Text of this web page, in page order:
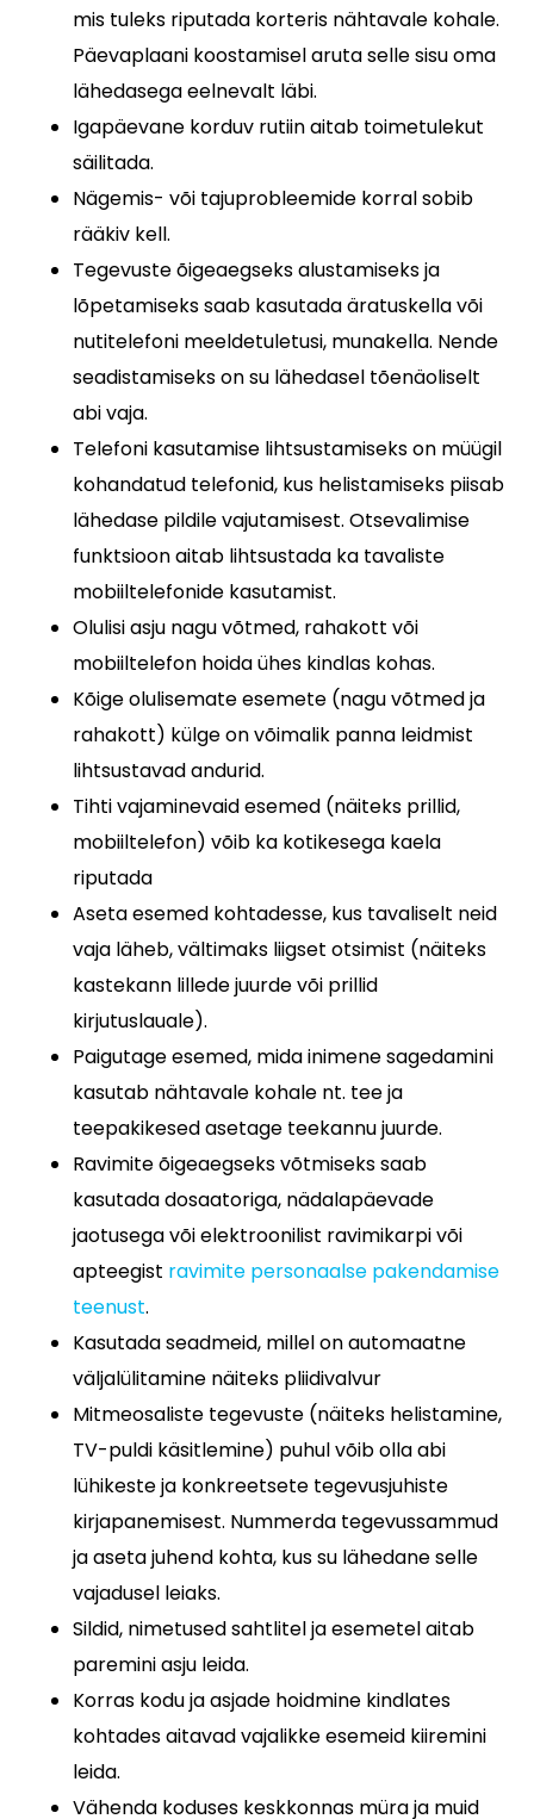
mis tuleks riputada korteris nähtavale kohale.
Päevaplaani koostamisel aruta selle sisu oma
lähedasega eelnevalt läbi.
Igapäevane korduv rutiin aitab toimetulekut
säilitada.
Nägemis- või tajuprobleemide korral sobib
rääkiv kell.
Tegevuste õigeaegseks alustamiseks ja
lõpetamiseks saab kasutada äratuskella või
nutitelefoni meeldetuletusi, munakella. Nende
seadistamiseks on su lähedasel tõenäoliselt
abi vaja.
Telefoni kasutamise lihtsustamiseks on müügil
kohandatud telefonid, kus helistamiseks piisab
lähedase pildile vajutamisest. Otsevalimise
funktsioon aitab lihtsustada ka tavaliste
mobiiltelefonide kasutamist.
Olulisi asju nagu võtmed, rahakott või
mobiiltelefon hoida ühes kindlas kohas.
Kõige olulisemate esemete (nagu võtmed ja
rahakott) külge on võimalik panna leidmist
lihtsustavad andurid.
Tihti vajaminevaid esemed (näiteks prillid,
mobiiltelefon) võib ka kotikesega kaela
riputada
Aseta esemed kohtadesse, kus tavaliselt neid
vaja läheb, vältimaks liigset otsimist (näiteks
kastekann lillede juurde või prillid
kirjutuslauale).
Paigutage esemed, mida inimene sagedamini
kasutab nähtavale kohale nt. tee ja
teepakikesed asetage teekannu juurde.
Ravimite õigeaegseks võtmiseks saab
kasutada dosaatoriga, nädalapäevade
jaotusega või elektroonilist ravimikarpi või
apteegist ravimite personaalse pakendamise
teenust.
Kasutada seadmeid, millel on automaatne
väljalülitamine näiteks pliidivalvur
Mitmeosaliste tegevuste (näiteks helistamine,
TV-puldi käsitlemine) puhul võib olla abi
lühikeste ja konkreetsete tegevusjuhiste
kirjapanemisest. Nummerda tegevussammud
ja aseta juhend kohta, kus su lähedane selle
vajadusel leiaks.
Sildid, nimetused sahtlitel ja esemetel aitab
paremini asju leida.
Korras kodu ja asjade hoidmine kindlates
kohtades aitavad vajalikke esemeid kiiremini
leida.
Vähenda koduses keskkonnas müra ja muid